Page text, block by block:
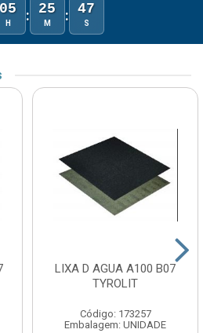
05
H : 25
M : 47
S
LIXA D AGUA A100 B07
TYROLIT
Código: 173257
Embalagem: UNIDADE